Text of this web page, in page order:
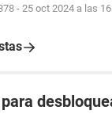
- 25 oct 2024 a las